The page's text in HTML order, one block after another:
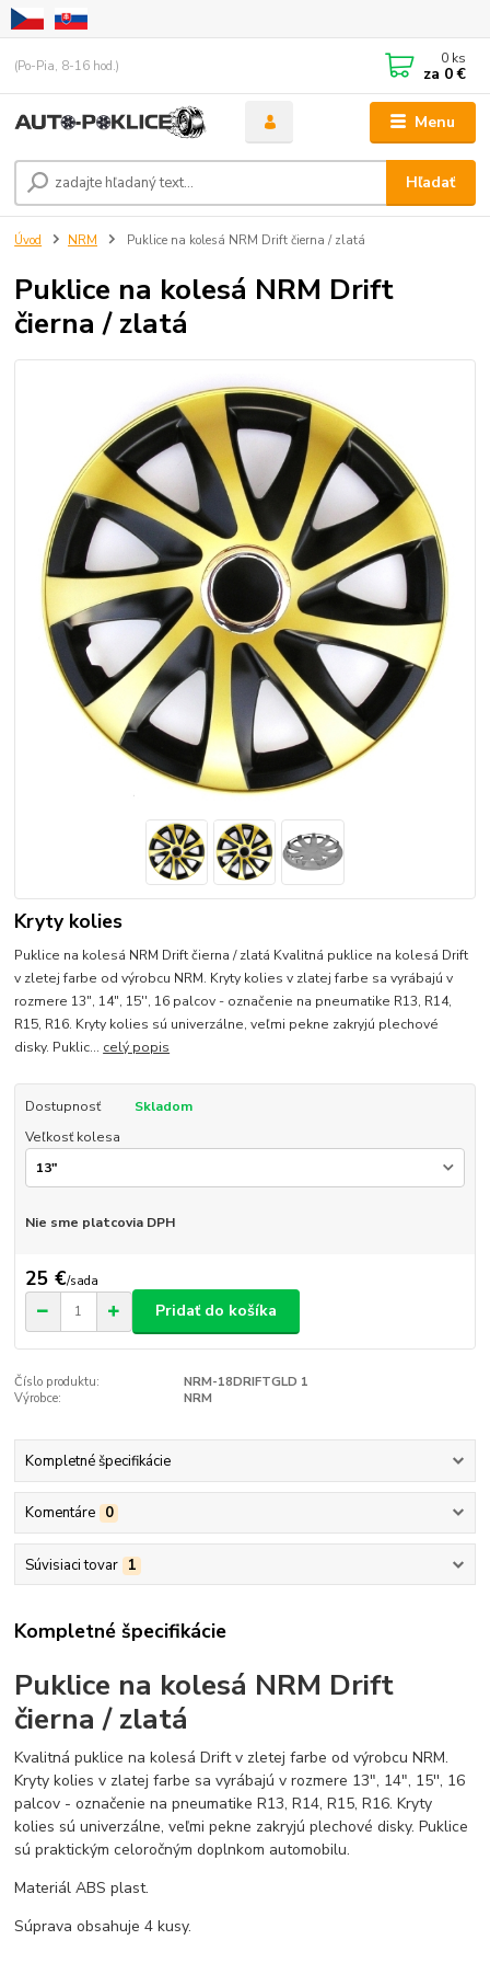
Menu
Hľadať
(Po-Pia, 8-16 hod.) 0 ks
za 0 €
Úvod NRM Puklice na kolesá NRM Drift čierna / zlatá
Puklice na kolesá NRM Drift
čierna / zlatá
Kryty kolies
Puklice na kolesá NRM Drift čierna / zlatá Kvalitná puklice na kolesá Drift
v zletej farbe od výrobcu NRM. Kryty kolies v zlatej farbe sa vyrábajú v
rozmere 13", 14", 15'', 16 palcov - označenie na pneumatike R13, R14,
R15, R16. Kryty kolies sú univerzálne, veľmi pekne zakryjú plechové
disky. Puklic... celý popis
Dostupnosť
Skladom
Veľkosť kolesa
Nie sme platcovia DPH
25 €/sada
Pridať do košíka
Číslo produktu:
NRM-18DRIFTGLD 1
Výrobce:
NRM
Kompletné špecifikácie
Komentáre 0
Súvisiaci tovar 1
Kompletné špecifikácie
Puklice na kolesá NRM Drift
čierna / zlatá
Kvalitná puklice na kolesá Drift v zletej farbe od výrobcu NRM.
Kryty kolies v zlatej farbe sa vyrábajú v rozmere 13", 14", 15'', 16
palcov - označenie na pneumatike R13, R14, R15, R16. Kryty
kolies sú univerzálne, veľmi pekne zakryjú plechové disky. Puklice
sú praktickým celoročným doplnkom automobilu.
Materiál ABS plast.
Súprava obsahuje 4 kusy.